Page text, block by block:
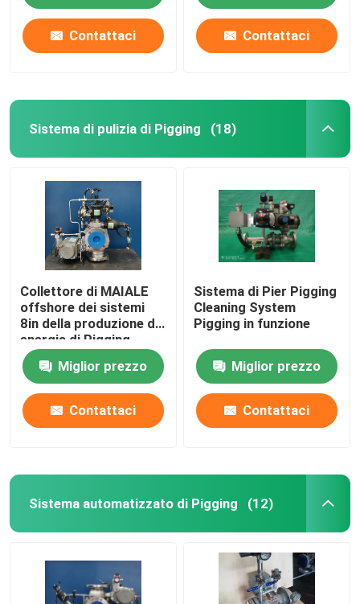
Video
Contattaci Contattaci
Sistema di pulizia di Pigging (18)
Collettore di MAIALE
offshore dei sistemi
8in della produzione di
energia di Pigging
Miglior prezzo
Contattaci
Sistema di Pier Pigging
Cleaning System
Pigging in funzione
Miglior prezzo
Contattaci
Sistema automatizzato di Pigging (12)